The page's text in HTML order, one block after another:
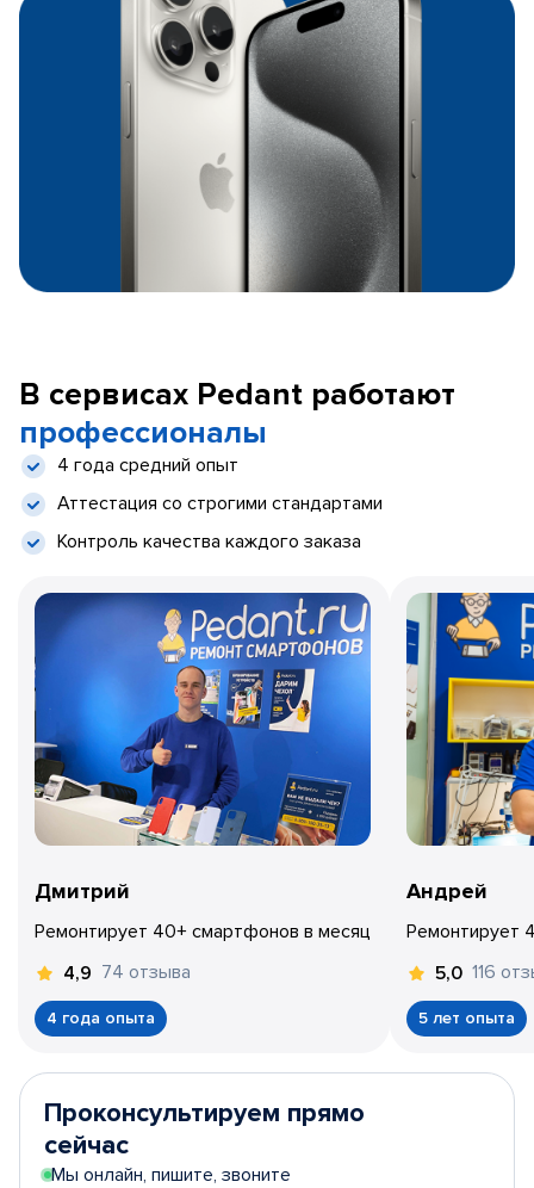
В сервисах Pedant работают
профессионалы
4 года средний опыт
Аттестация со строгими стандартами
Контроль качества каждого заказа
Дмитрий
Ремонтирует 40+ смартфонов в месяц
4,9 74 отзыва
4 года опыта
Андрей
Ремонтирует
5,0 116
5 лет опыта
Проконсультируем прямо
сейчас
Мы онлайн, пишите, звоните